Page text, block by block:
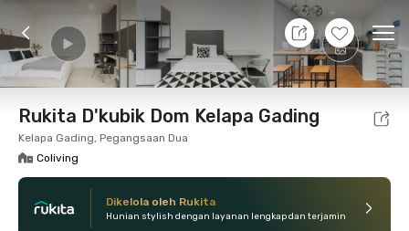
+14
10 Agt 26 - Belum tahu
Foto Fasilitas bersama Lokasi Kamar
Rukita D'kubik Dom Kelapa Gading
Kelapa Gading, Pegangsaan Dua
Coliving
Dikelola oleh Rukita
Hunian stylish dengan layanan lengkap dan terjamin